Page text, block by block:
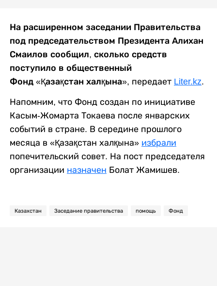
На расширенном заседании Правительства
под председательством Президента Алихан
Смаилов сообщил, сколько средств
поступило в общественный
Фонд «Қазақстан халқына», передает Liter.kz.
Напомним, что Фонд создан по инициативе
Касым-Жомарта Токаева после январских
событий в стране. В середине прошлого
месяца в «Қазақстан халқына» избрали
попечительский совет. На пост председателя
организации назначен Болат Жамишев.
Казахстан Заседание правительства помощь Фонд